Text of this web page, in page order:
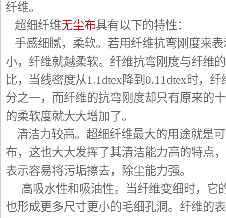
纤维。
超细纤维无尘布具有以下的特性：
手感细腻，柔软。若用纤维抗弯刚度来
小，纤维就越柔软。纤维抗弯刚度与纤维
比，当线密度从1.1dtex降到0.11dtex时，
分之一，而纤维的抗弯刚度却只有原来的
的柔软度就大大增加了。
清洁力较高。超细纤维最大的用途就是
布，这也大大发挥了其清洁能力高的特点
表示容易将污垢擦去，除尘能力强。
高吸水性和吸油性。当纤维变细时，它
也形成更多尺寸更小的毛细孔洞。纤维的